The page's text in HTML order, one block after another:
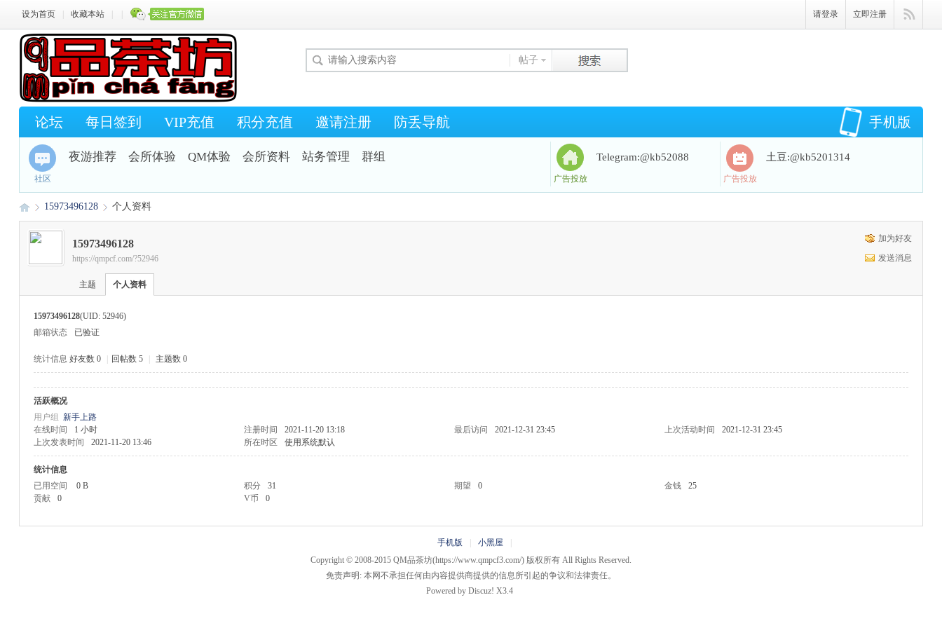
设为首页 收藏本站 请登录 立即注册
帖子
手机版
论坛 每日签到 VIP充值 积分充值 邀请注册 防丢导航
社区
夜游推荐 会所体验 QM体验 会所资料 站务管理 群组 土豆:@kb5201314
广告投放
Telegram:@kb52088
广告投放
›
15973496128
›
个人资料
加为好友
发送消息
15973496128
https://qmpcf.com/?52946
主题 个人资料
15973496128(UID: 52946)
邮箱状态
已验证
统计信息 好友数 0 回帖数 5 主题数 0
活跃概况
用户组 新手上路
在线时间
1 小时 注册时间 2021-11-20 13:18 最后访问 2021-12-31 23:45 上次活动时间
2021-12-31 23:45
上次发表时间
2021-11-20 13:46 所在时区 使用系统默认
统计信息
已用空间
0 B 积分 31 期望 0 金钱
25
贡献
0 V币 0
手机版 小黑屋
Copyright © 2008-2015 QM品茶坊(https://www.qmpcf3.com/) 版权所有 All Rights Reserved.
免责声明: 本网不承担任何由内容提供商提供的信息所引起的争议和法律责任。
Powered byDiscuz! X3.4